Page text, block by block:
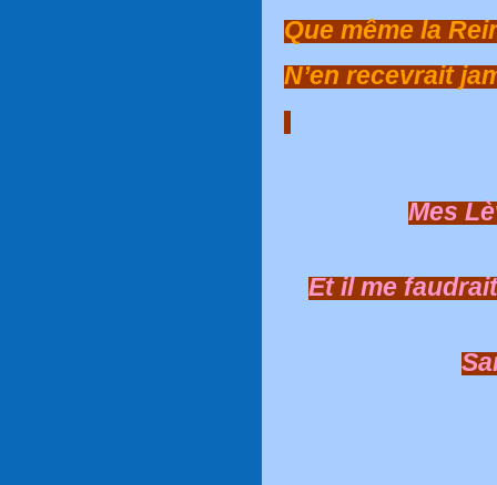
Que même la
N’en recevrait
Mes
Et il me